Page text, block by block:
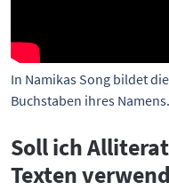
In Namikas Song bildet
Buchstaben ihres Namens.
Soll ich
Texten